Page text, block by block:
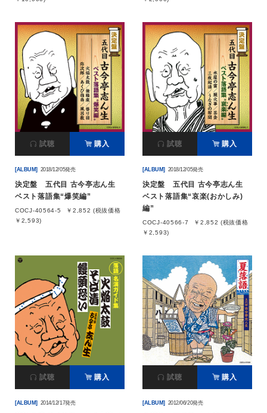
閉じる
試聴 購入
[ALBUM] 2018/12/05発売
決定盤 五代目 古今亭志ん生
ベスト落語集“爆笑編”
COCJ-40564-5
￥2,852 (税抜価格
￥2,593)
試聴 購入
[ALBUM] 2018/12/05発売
決定盤 五代目 古今亭志ん生
ベスト落語集“哀楽(おかしみ)
編”
COCJ-40566-7
￥2,852 (税抜価格
￥2,593)
試聴 購入
[ALBUM] 2014/12/17発売
試聴 購入
[ALBUM] 2012/06/20発売